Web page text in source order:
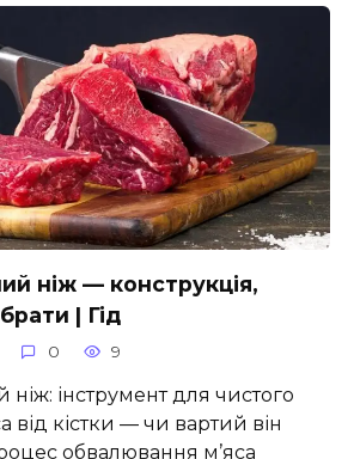
ніж — конструкція,
| Гід
0 9
інструмент для чистого
від кістки — чи вартий він
обвалювання м’яса